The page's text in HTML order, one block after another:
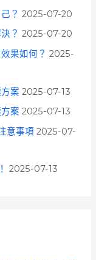
？ 2025-07-20
？ 2025-07-20
果如何？ 2025-
案 2025-07-13
案 2025-07-13
意事項 2025-07-
2025-07-13